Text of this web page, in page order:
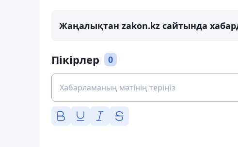
Жаңалықтан zakon.kz сайтында
Пікірлер 0